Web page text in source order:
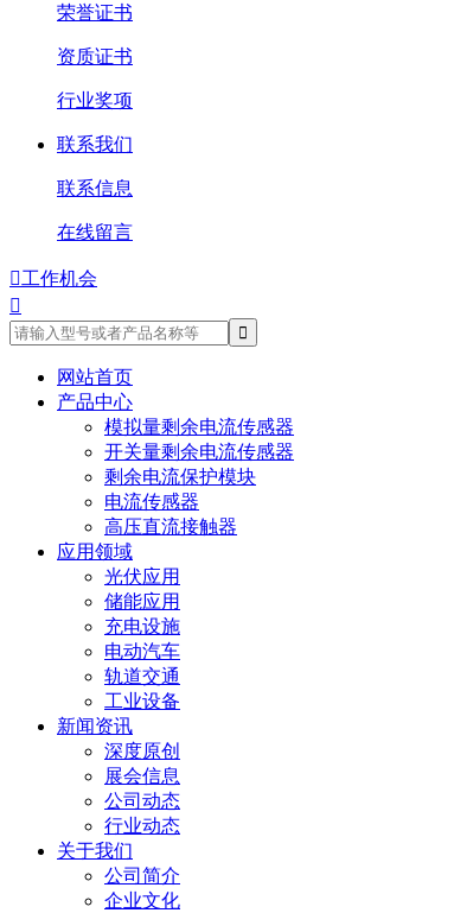
荣誉证书
资质证书
行业奖项
联系我们
联系信息
在线留言
工作机会

网站首页
产品中心
模拟量剩余电流传感器
开关量剩余电流传感器
剩余电流保护模块
电流传感器
高压直流接触器
应用领域
光伏应用
储能应用
充电设施
电动汽车
轨道交通
工业设备
新闻资讯
深度原创
展会信息
公司动态
行业动态
关于我们
公司简介
企业文化